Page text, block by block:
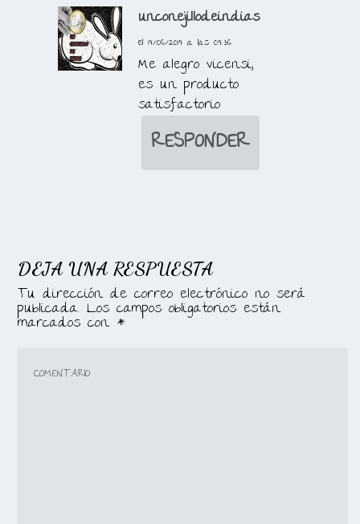
unconejillodeindias
el 19/06/2019 a las 09:36
Me alegro vicensi,
es un producto
satisfactorio
RESPONDER
DEJA UNA RESPUESTA
Tu dirección de correo electrónico no será
publicada. Los campos obligatorios están
marcados con *